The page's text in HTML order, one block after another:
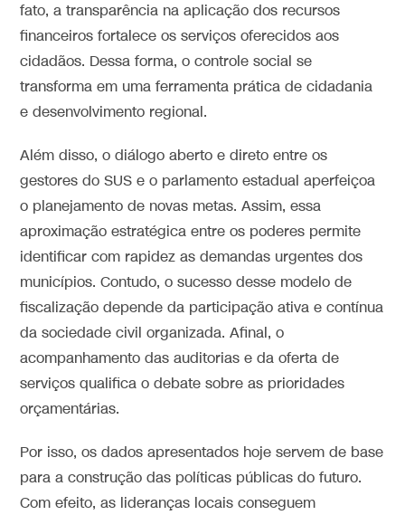
fato, a transparência na aplicação dos recursos
financeiros fortalece os serviços oferecidos aos
cidadãos. Dessa forma, o controle social se
transforma em uma ferramenta prática de cidadania
e desenvolvimento regional.
Além disso, o diálogo aberto e direto entre os
gestores do SUS e o parlamento estadual aperfeiçoa
o planejamento de novas metas. Assim, essa
aproximação estratégica entre os poderes permite
identificar com rapidez as demandas urgentes dos
municípios. Contudo, o sucesso desse modelo de
fiscalização depende da participação ativa e contínua
da sociedade civil organizada. Afinal, o
acompanhamento das auditorias e da oferta de
serviços qualifica o debate sobre as prioridades
orçamentárias.
Por isso, os dados apresentados hoje servem de base
para a construção das políticas públicas do futuro.
Com efeito, as lideranças locais conseguem